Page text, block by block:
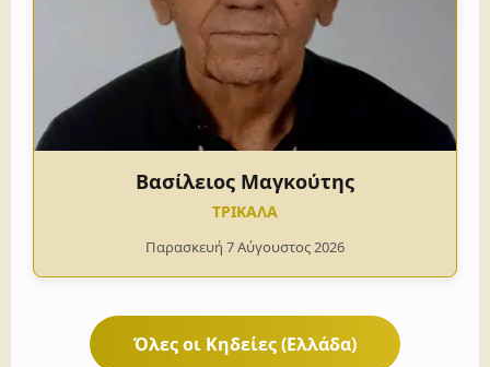
Βασίλειος Μαγκούτης
ΤΡΙΚΑΛΑ
Παρασκευή 7 Αύγουστος 2026
Όλες οι Κηδείες (Ελλάδα)